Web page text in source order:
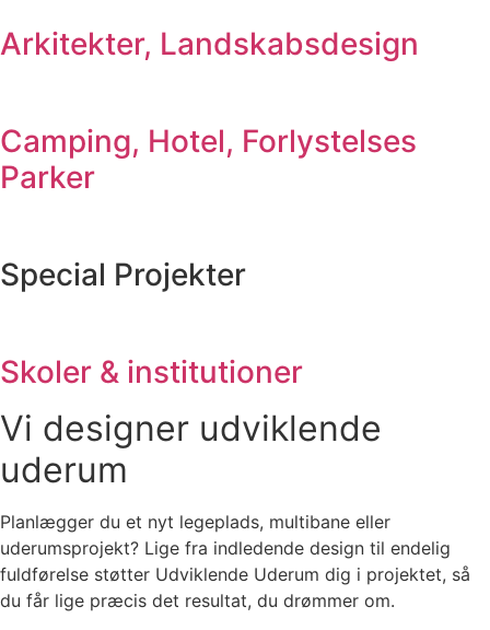
Arkitekter, Landskabsdesign
Camping, Hotel, Forlystelses
Parker
Special Projekter
Skoler & institutioner
Vi designer udviklende
uderum
Planlægger du et nyt legeplads, multibane eller
uderumsprojekt? Lige fra indledende design til endelig
fuldførelse støtter Udviklende Uderum dig i projektet, så
du får lige præcis det resultat, du drømmer om.